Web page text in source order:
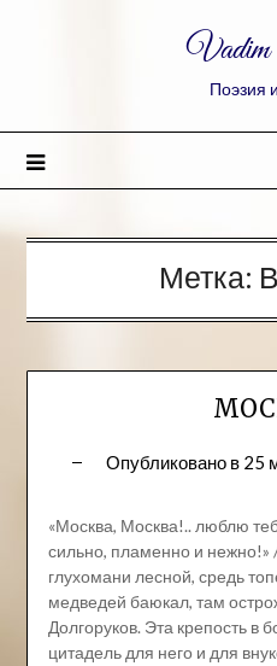
Поэзия
Метка:
Опубликовано в 25
«Москва, Москва!.. люблю
сильно, пламенно и
глухомани лесной, средь
медведей баюкал, там
Долгоруков. Эта крепость в
цитадель для него и для